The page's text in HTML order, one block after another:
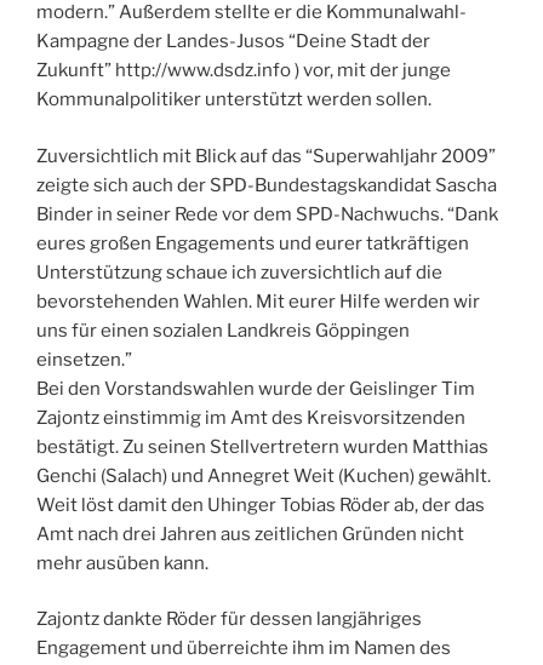
modern.” Außerdem stellte er die Kommunalwahl-
Kampagne der Landes-Jusos “Deine Stadt der
Zukunft” http://www.dsdz.info ) vor, mit der junge
Kommunalpolitiker unterstützt werden sollen.
Zuversichtlich mit Blick auf das “Superwahljahr 2009”
zeigte sich auch der SPD-Bundestagskandidat Sascha
Binder in seiner Rede vor dem SPD-Nachwuchs. “Dank
eures großen Engagements und eurer tatkräftigen
Unterstützung schaue ich zuversichtlich auf die
bevorstehenden Wahlen. Mit eurer Hilfe werden wir
uns für einen sozialen Landkreis Göppingen
einsetzen.”
Bei den Vorstandswahlen wurde der Geislinger Tim
Zajontz einstimmig im Amt des Kreisvorsitzenden
bestätigt. Zu seinen Stellvertretern wurden Matthias
Genchi (Salach) und Annegret Weit (Kuchen) gewählt.
Weit löst damit den Uhinger Tobias Röder ab, der das
Amt nach drei Jahren aus zeitlichen Gründen nicht
mehr ausüben kann.
Zajontz dankte Röder für dessen langjähriges
Engagement und überreichte ihm im Namen des